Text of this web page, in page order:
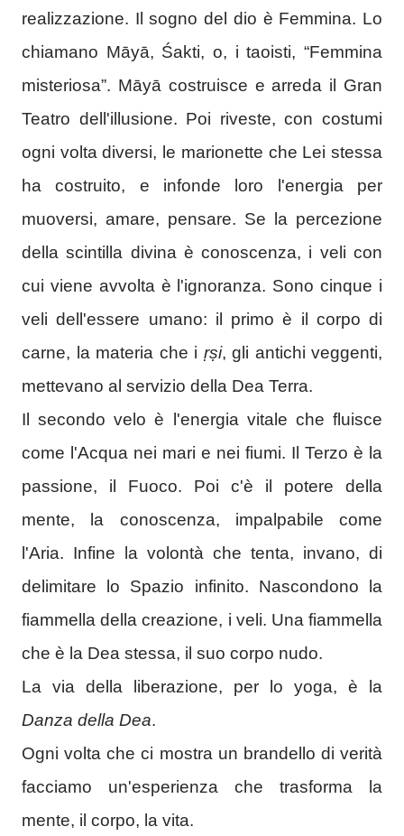
realizzazione. Il sogno del dio è Femmina. Lo
chiamano Māyā, Śakti, o, i taoisti, “Femmina
misteriosa”. Māyā costruisce e arreda il Gran
Teatro dell'illusione. Poi riveste, con costumi
ogni volta diversi, le marionette che Lei stessa
ha costruito, e infonde loro l'energia per
muoversi, amare, pensare. Se la percezione
della scintilla divina è conoscenza, i veli con
cui viene avvolta è l'ignoranza. Sono cinque i
veli dell'essere umano: il primo è il corpo di
carne, la materia che i ṛṣi, gli antichi veggenti,
mettevano al servizio della Dea Terra.
Il secondo velo è l'energia vitale che fluisce
come l'Acqua nei mari e nei fiumi. Il Terzo è la
passione, il Fuoco. Poi c'è il potere della
mente, la conoscenza, impalpabile come
l'Aria. Infine la volontà che tenta, invano, di
delimitare lo Spazio infinito. Nascondono la
fiammella della creazione, i veli. Una fiammella
che è la Dea stessa, il suo corpo nudo.
La via della liberazione, per lo yoga, è la
Danza della Dea.
Ogni volta che ci mostra un brandello di verità
facciamo un'esperienza che trasforma la
mente, il corpo, la vita.